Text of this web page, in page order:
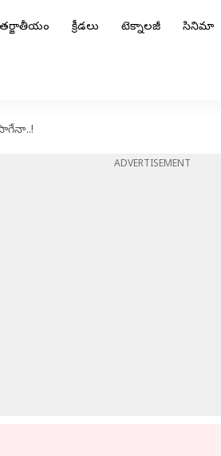
క్రీడలు టెక్నాలజీ సినిమా
ADVERTISEMENT